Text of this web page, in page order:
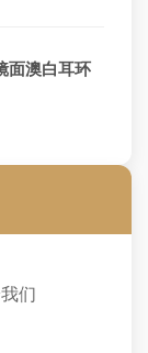
面澳白耳环
们